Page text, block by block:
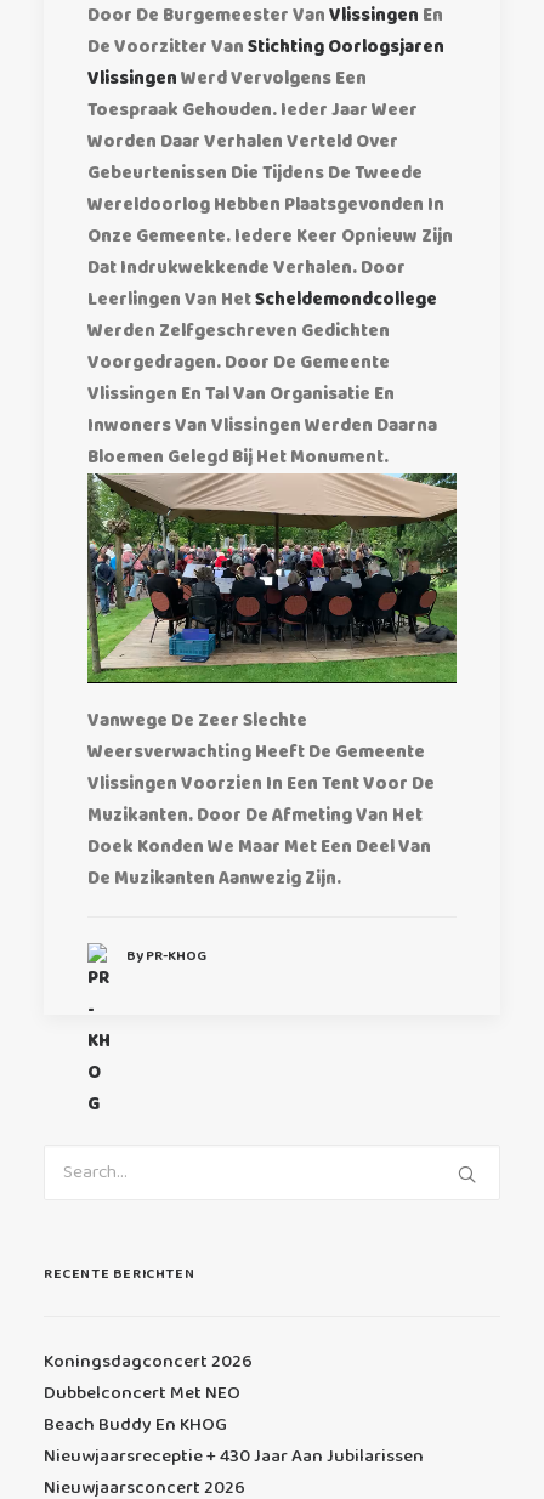
Door De Burgemeester VanVlissingen En
De Voorzitter VanStichting Oorlogsjaren
VlissingenWerd Vervolgens Een
Toespraak Gehouden. Ieder Jaar Weer
Worden Daar Verhalen Verteld Over
Gebeurtenissen Die Tijdens De Tweede
Wereldoorlog Hebben Plaatsgevonden In
Onze Gemeente. Iedere Keer Opnieuw Zijn
Dat Indrukwekkende Verhalen. Door
Leerlingen Van HetScheldemondcollege
Werden Zelfgeschreven Gedichten
Voorgedragen. Door De Gemeente
Vlissingen En Tal Van Organisatie En
Inwoners Van Vlissingen Werden Daarna
Bloemen Gelegd Bij Het Monument.
Vanwege De Zeer Slechte
Weersverwachting Heeft De Gemeente
Vlissingen Voorzien In Een Tent Voor De
Muzikanten. Door De Afmeting Van Het
Doek Konden We Maar Met Een Deel Van
De Muzikanten Aanwezig Zijn.
By PR-KHOG
RECENTE BERICHTEN
Koningsdagconcert 2026
Dubbelconcert Met NEO
Beach Buddy En KHOG
Nieuwjaarsreceptie + 430 Jaar Aan Jubilarissen
Nieuwjaarsconcert 2026